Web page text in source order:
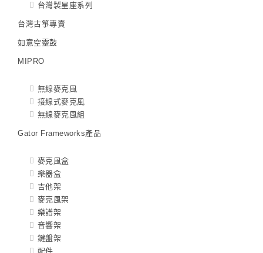
台灣製星座系列
台灣古箏專賣
如意空靈鼓
MIPRO
無線麥克風
接線式麥克風
無線麥克風組
Gator Frameworks產品
麥克風盒
樂器盒
吉他架
麥克風架
樂譜架
音響架
鍵盤架
配件